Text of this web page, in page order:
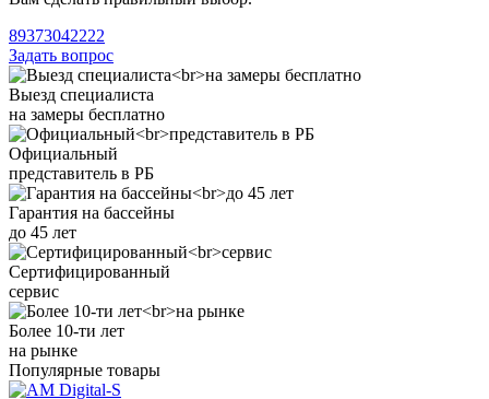
89373042222
Задать вопрос
Выезд специалиста
на замеры бесплатно
Официальный
представитель в РБ
Гарантия на бассейны
до 45 лет
Сертифицированный
сервис
Более 10-ти лет
на рынке
Популярные товары